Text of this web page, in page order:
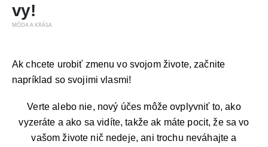
vy!
MÓDA A KRÁSA
Ak chcete urobiť zmenu vo svojom živote, začnite
napríklad so svojimi vlasmi!
Verte alebo nie, nový účes môže ovplyvniť to, ako
vyzeráte a ako sa vidíte, takže ak máte pocit, že sa vo
vašom živote nič nedeje, ani trochu neváhajte a